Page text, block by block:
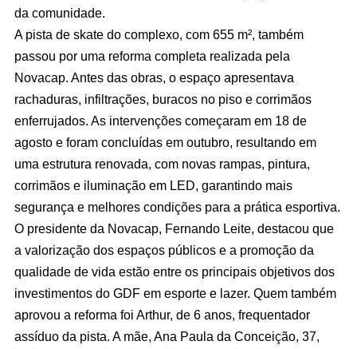
da comunidade.
A pista de skate do complexo, com 655 m², também
passou por uma reforma completa realizada pela
Novacap. Antes das obras, o espaço apresentava
rachaduras, infiltrações, buracos no piso e corrimãos
enferrujados. As intervenções começaram em 18 de
agosto e foram concluídas em outubro, resultando em
uma estrutura renovada, com novas rampas, pintura,
corrimãos e iluminação em LED, garantindo mais
segurança e melhores condições para a prática esportiva.
O presidente da Novacap, Fernando Leite, destacou que
a valorização dos espaços públicos e a promoção da
qualidade de vida estão entre os principais objetivos dos
investimentos do GDF em esporte e lazer. Quem também
aprovou a reforma foi Arthur, de 6 anos, frequentador
assíduo da pista. A mãe, Ana Paula da Conceição, 37,